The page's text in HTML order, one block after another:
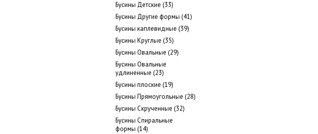
Бусины Детские (33)
Бусины Другие формы (41)
Бусины каплевидные (39)
Бусины Круглые (35)
Бусины Овальные (29)
Бусины Овальные
удлиненные (23)
Бусины плоские (19)
Бусины Прямоугольные (28)
Бусины Скрученные (32)
Бусины Спиральные
формы (14)